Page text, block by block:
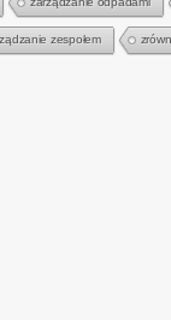
zespołem